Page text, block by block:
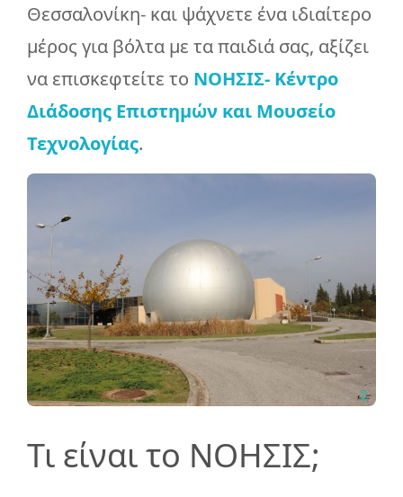
Θεσσαλονίκη- και ψάχνετε ένα ιδιαίτερο
μέρος για βόλτα με τα παιδιά σας, αξίζει
να επισκεφτείτε το ΝΟΗΣΙΣ- Κέντρο
Διάδοσης Επιστημών και Μουσείο
Τεχνολογίας.
Τι είναι το ΝΟΗΣΙΣ;